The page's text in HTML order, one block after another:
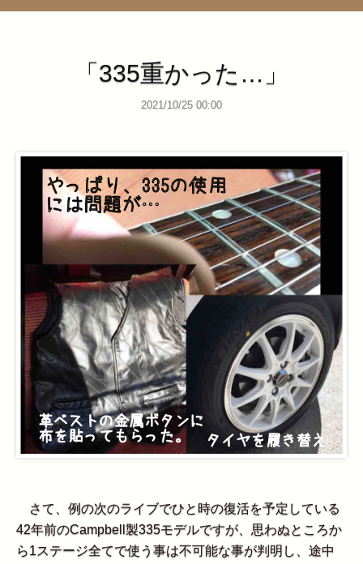
「335重かった…」
2021/10/25 00:00
さて、例の次のライブでひと時の復活を予定している
42年前のCampbell製335モデルですが、思わぬところか
ら1ステージ全てで使う事は不可能な事が判明し、途中